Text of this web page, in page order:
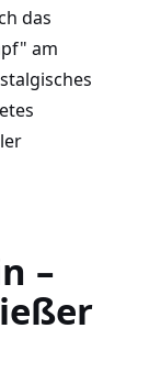
das
am
–